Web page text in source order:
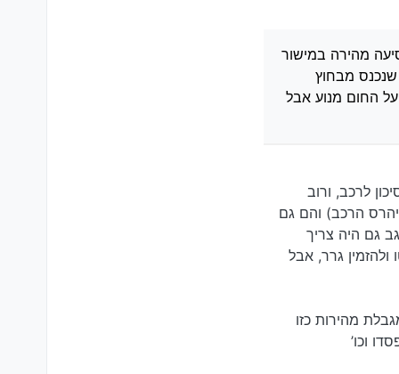
מהירה במישור
שנכנס מבחוץ
החום מנוע אבל
לרכב, ורוב
הרכב) והם גם
גם היה צריך
ולהזמין גרר, אבל
קבוע במגבלת מהירות כזו
וכו’